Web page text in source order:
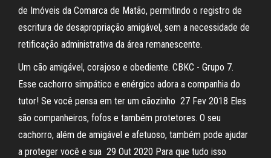
de Imóveis da Comarca de Matão, permitindo o registro de
escritura de desapropriação amigável, sem a necessidade de
retificação administrativa da área remanescente.
Um cão amigável, corajoso e obediente. CBKC - Grupo 7.
Esse cachorro simpático e enérgico adora a companhia do
tutor! Se você pensa em ter um cãozinho 27 Fev 2018 Eles
são companheiros, fofos e também protetores. O seu
cachorro, além de amigável e afetuoso, também pode ajudar
a proteger você e sua 29 Out 2020 Para que tudo isso